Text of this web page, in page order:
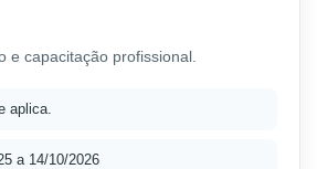
e capacitação profissional.
aplica.
a 14/10/2026